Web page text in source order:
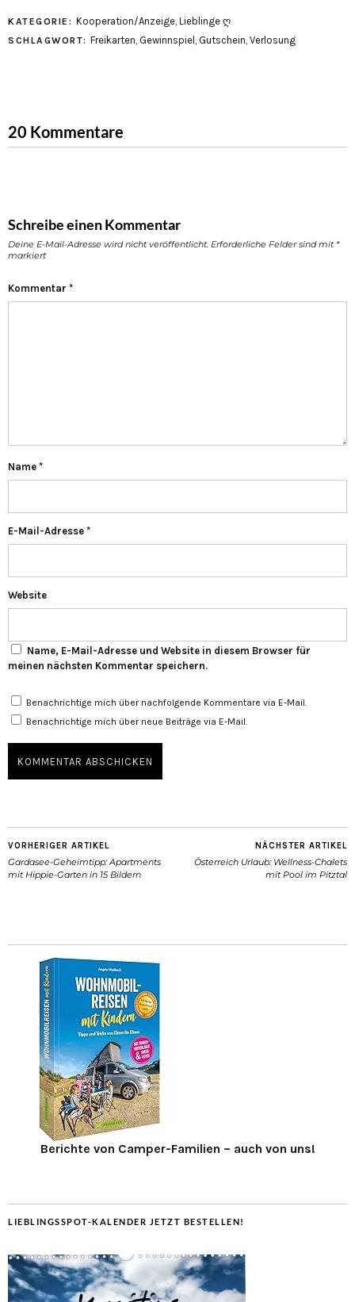
KATEGORIE: Kooperation/Anzeige, Lieblinge ღ
SCHLAGWORT: Freikarten Gewinnspiel Gutschein Verlosung
20 Kommentare
Schreibe einen Kommentar
Deine E-Mail-Adresse wird nicht veröffentlicht. Erforderliche Felder sind mit *
markiert
Kommentar *
Name *
E-Mail-Adresse *
Website
Name, E-Mail-Adresse und Website in diesem Browser für
meinen nächsten Kommentar speichern.
Benachrichtige mich über nachfolgende Kommentare via E-Mail.
Benachrichtige mich über neue Beiträge via E-Mail.
VORHERIGER ARTIKEL
Gardasee-Geheimtipp: Apartments
mit Hippie-Garten in 15 Bildern
NÄCHSTER ARTIKEL
Österreich Urlaub: Wellness-Chalets
mit Pool im Pitztal
Berichte von Camper-Familien – auch von uns!
LIEBLINGSSPOT-KALENDER JETZT BESTELLEN!